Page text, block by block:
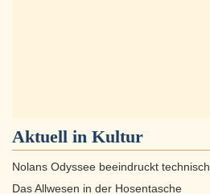
Aktuell in Kultur
Nolans Odyssee beeindruckt
Das Allwesen in der Hosentasche